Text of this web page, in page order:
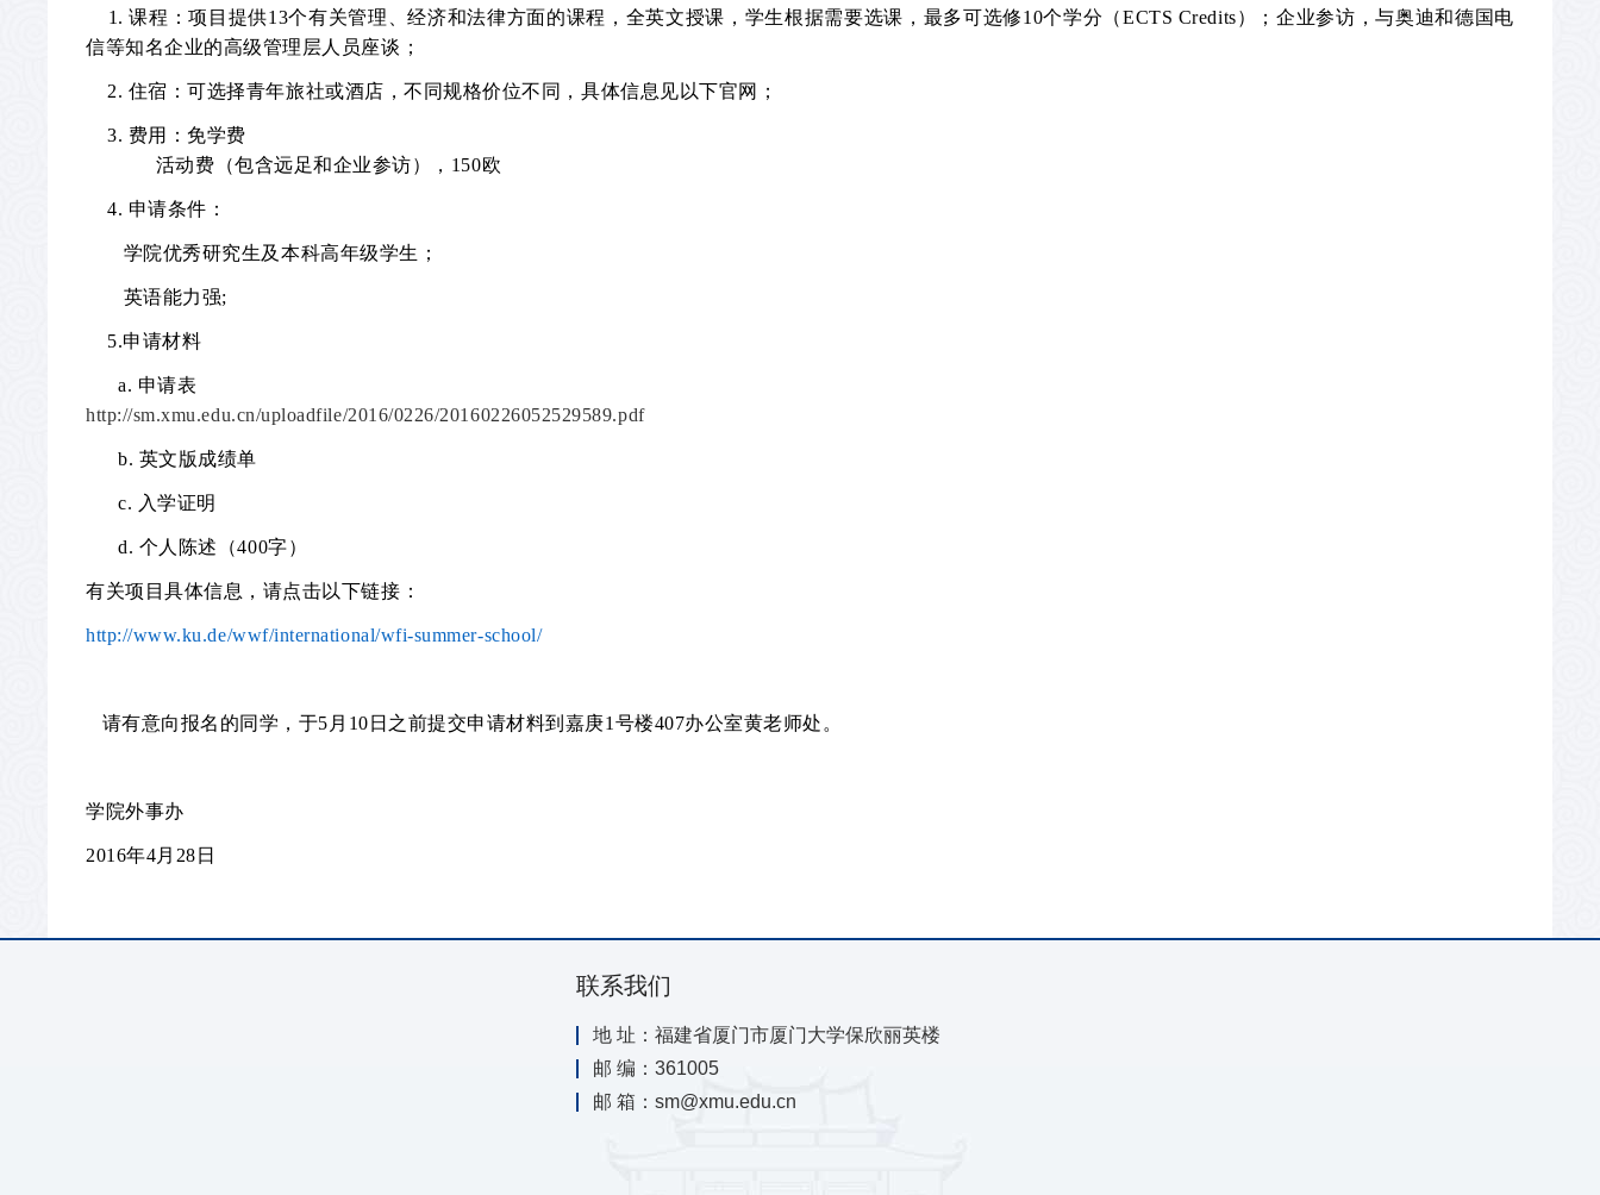
1.课程：项目提供13个有关管理、经济和法律方面的课程，全英文授课，学生根据需要选课，最多可选修10个学分（ECTS Credits）；企业参访，与奥迪和德国电
信等知名企业的高级管理层人员座谈；
2. 住宿：可选择青年旅社或酒店，不同规格价位不同，具体信息见以下官网；
3. 费用： 免学费
活动费（包含远足和企业参访）， 150欧
4. 申请条件：
学院优秀研究生及本科高年级学生；
英语能力强;
5.申请材料
a. 申请表
http://sm.xmu.edu.cn/uploadfile/2016/0226/20160226052529589.pdf
b. 英文版成绩单
c. 入学证明
d. 个人陈述（400字）
有关项目具体信息，请点击以下链接：
http://www.ku.de/wwf/international/wfi-summer-school/
请有意向报名的同学，于5月10日之前提交申请材料到嘉庚1 号楼407办公室黄老师处。
学院外事办
2016年4月 28 日
联系我们
地 址：福建省厦门市厦门大学保欣丽英楼
邮 编：361005
邮 箱：sm@xmu.edu.cn